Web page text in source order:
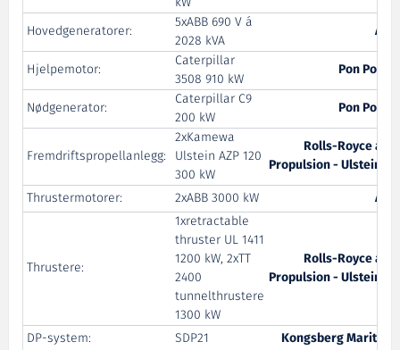
Hovedgeneratorer:
5xABB 690 V á
2028 kVA
ABB
Hjelpemotor:
Caterpillar
3508 910 kW
Pon Power
Nødgenerator:
Caterpillar C9
200 kW
Pon Power
Fremdriftspropellanlegg:
2xKamewa
Ulstein AZP 120
300 kW
Rolls-Royce avd.
Propulsion - Ulsteinvik
Thrustermotorer:
2xABB 3000 kW ABB
Thrustere:
1xretractable
thruster UL 1411
1200 kW, 2xTT
2400
tunnelthrustere
1300 kW
Rolls-Royce avd.
Propulsion - Ulsteinvik
DP-system: SDP21
Kongsberg Maritime